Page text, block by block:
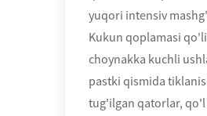
yuqori intensiv
Kukun qoplamasi
choynakka kuchli
pastki qismida
tug'ilgan qatorlar,